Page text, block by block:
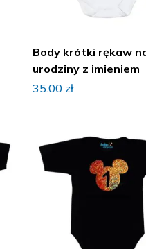
Body krótki rękaw na 1
urodziny z imieniem
35.00 zł